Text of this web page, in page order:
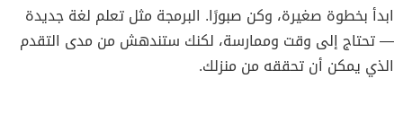
ابدأ بخطوة صغيرة، وكن صبورًا. البرمجة مثل تعلم لغة جديدة
— تحتاج إلى وقت وممارسة، لكنك ستندهش من مدى التقدم
الذي يمكن أن تحققه من منزلك.